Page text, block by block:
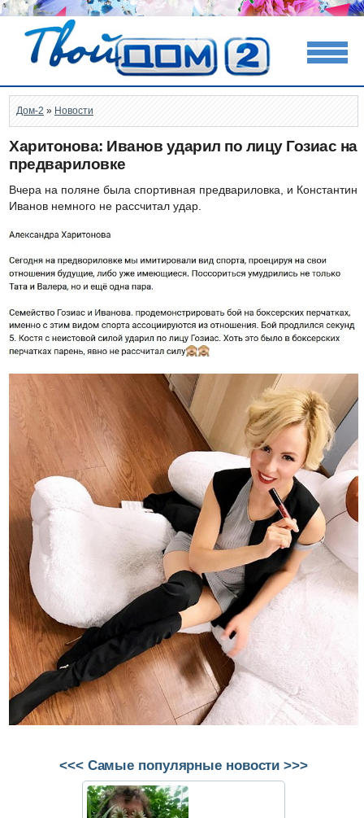
Дом-2 » Новости
Харитонова: Иванов ударил по лицу Гозиас на
предвариловке
Вчера на поляне была спортивная предвариловка, и Константин
Иванов немного не рассчитал удар.
<<< Самые популярные новости >>>